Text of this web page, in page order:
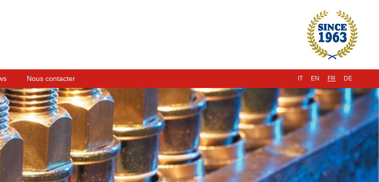
Nous contacter IT EN FR DE